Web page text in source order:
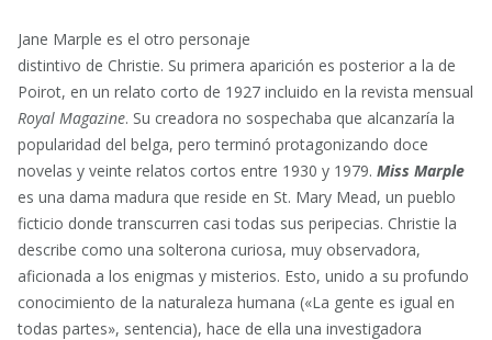
Jane Marple es el otro personaje
distintivo de Christie. Su primera aparición es posterior a la de
Poirot, en un relato corto de 1927 incluido en la revista mensual
Royal Magazine. Su creadora no sospechaba que alcanzaría la
popularidad del belga, pero terminó protagonizando doce
novelas y veinte relatos cortos entre 1930 y 1979. Miss Marple
es una dama madura que reside en St. Mary Mead, un pueblo
ficticio donde transcurren casi todas sus peripecias. Christie la
describe como una solterona curiosa, muy observadora,
aficionada a los enigmas y misterios. Esto, unido a su profundo
conocimiento de la naturaleza humana («La gente es igual en
todas partes», sentencia), hace de ella una investigadora